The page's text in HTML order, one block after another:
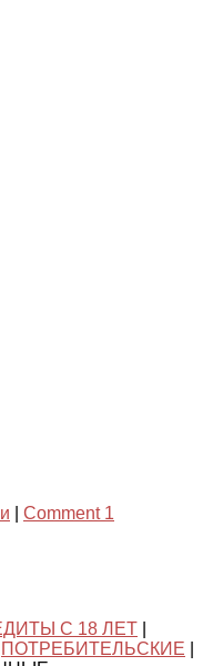
Comment 1
С 18 ЛЕТ
ПОТРЕБИТЕЛЬСКИЕ